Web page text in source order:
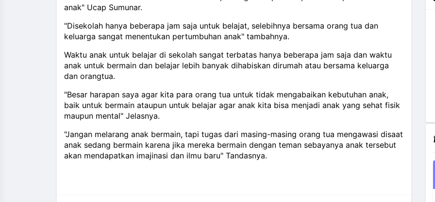
anak" Ucap Sumunar.
"Disekolah hanya beberapa jam saja untuk belajat, selebihnya bersama orang tua dan
keluarga sangat menentukan pertumbuhan anak" tambahnya.
Waktu anak untuk belajar di sekolah sangat terbatas hanya beberapa jam saja dan waktu
anak untuk bermain dan belajar lebih banyak dihabiskan dirumah atau bersama keluarga
dan orangtua.
"Besar harapan saya agar kita para orang tua untuk tidak mengabaikan kebutuhan anak,
baik untuk bermain ataupun untuk belajar agar anak kita bisa menjadi anak yang sehat fisik
maupun mental" Jelasnya.
"Jangan melarang anak bermain, tapi tugas dari masing-masing orang tua mengawasi disaat
anak sedang bermain karena jika mereka bermain dengan teman sebayanya anak tersebut
akan mendapatkan imajinasi dan ilmu baru" Tandasnya.